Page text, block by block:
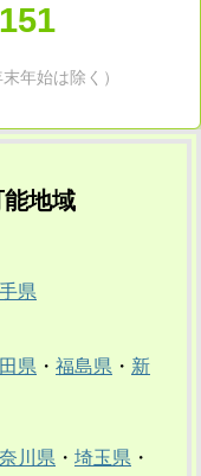
年始は除く）
地域
県
県 ・ 福島県 ・ 新
川県 ・ 埼玉県 ・